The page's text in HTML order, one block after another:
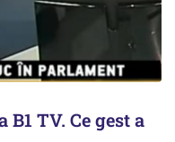
TV. Ce gest a